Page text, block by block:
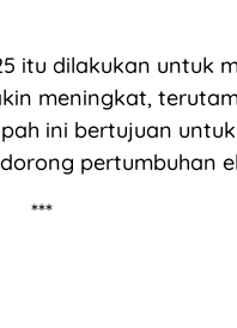
itu dilakukan untuk
meningkat,
ini bertujuan
pertumbuhan
***